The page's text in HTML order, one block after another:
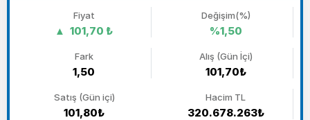
Fiyat
101,70 ₺
Değişim(%)
%1,50
Fark
1,50
Alış (Gün İçi)
101,70₺
Satış (Gün içi)
101,80₺
Hacim TL
320.678.263₺